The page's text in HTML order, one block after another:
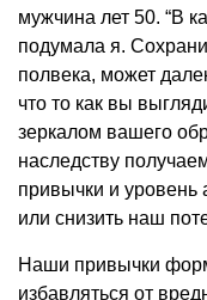
мужчина лет 50. “В
подумала я.
полвека, может
что то как вы
зеркалом вашего
наследству
привычки и уровень
или снизить наш
Наши привычки
избавляться от